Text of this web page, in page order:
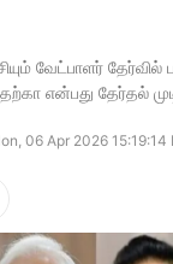
வேட்பாளர் தேர்வில்
என்பது தேர்தல்
06 Apr 2026 15:19:14